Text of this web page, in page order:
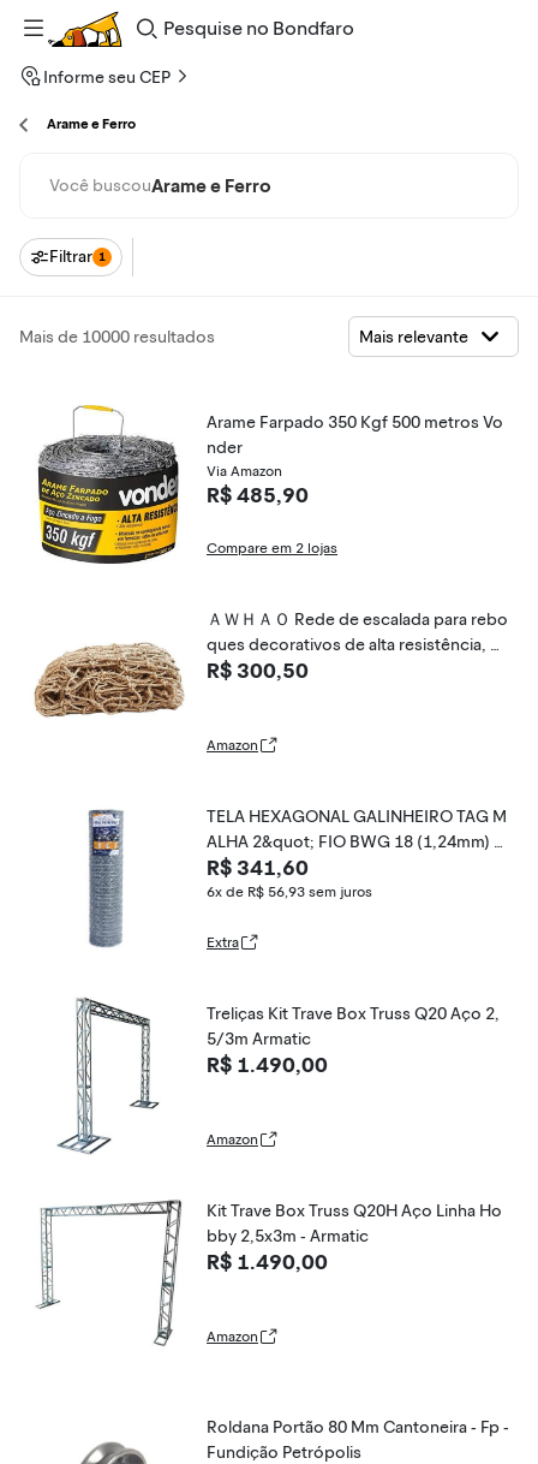
Pesquise
Bondfaro
Informe seu CEP
Arame e Ferro
Você buscouArame e Ferro
Filtrar 1
Mais de 10000 resultados
Arame Farpado 350 Kgf 500 metros Vo
nder
Via Amazon
R$ 485,90
Compare em 2 lojas
ＡＷＨＡＯ Rede de escalada para rebo
ques decorativos de alta resistência, m
alha de corda de cânhamo versátil, red
R$ 300,50
Amazon
TELA HEXAGONAL GALINHEIRO TAG M
ALHA 2&quot; FIO BWG 18 (1,24mm) R
L 25X1,2m
R$ 341,60
6x de R$ 56,93 sem juros
Extra
Treliças Kit Trave Box Truss Q20 Aço 2,
5/3m Armatic
R$ 1.490,00
Amazon
Kit Trave Box Truss Q20H Aço Linha Ho
bby 2,5x3m - Armatic
R$ 1.490,00
Amazon
Roldana Portão 80 Mm Cantoneira - Fp -
Fundição Petrópolis